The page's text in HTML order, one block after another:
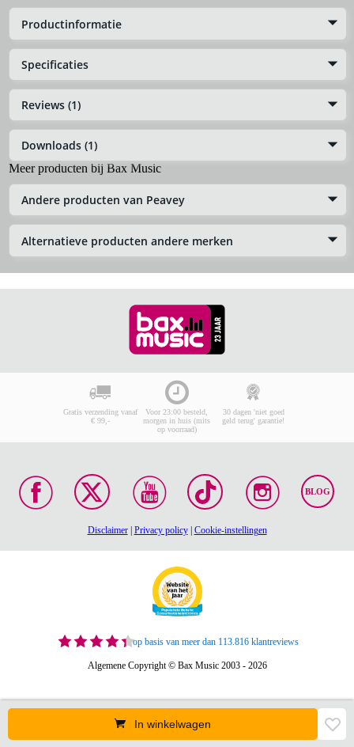
Productinformatie
Specificaties
Reviews (1)
Downloads (1)
Meer producten bij Bax Music
Andere producten van Peavey
Alternatieve producten andere merken
In winkelwagen
Gratis verzending vanaf
€ 99,-
Voor 23:00 besteld,
morgen in huis (mits
op voorraad)
30 dagen 'niet goed
geld terug' garantie!
BLOG
Disclaimer| Privacy policy| Cookie-instellingen
op basis van meer dan 113.816 klantreviews
Algemene Copyright © Bax Music 2003 - 2026